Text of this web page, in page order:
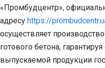
«Промбудцентр»,
адресу https://
осуществляет
готового бетона,
выпускаемой продукции